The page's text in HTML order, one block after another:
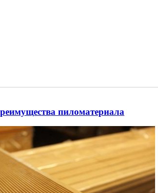
пиломатериала